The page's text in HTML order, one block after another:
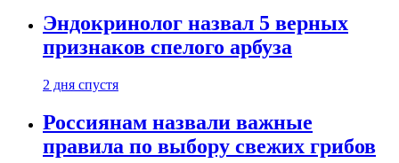
Эндокринолог назвал 5 верных
признаков спелого арбуза
2 дня спустя
Россиянам назвали важные
правила по выбору свежих грибов